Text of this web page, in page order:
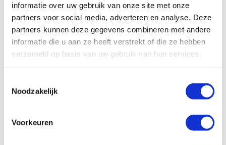
informatie over uw gebruik van onze site met onze
partners voor social media, adverteren en analyse. Deze
partners kunnen deze gegevens combineren met andere
informatie die u aan ze heeft verstrekt of die ze hebben
verzameld op basis van uw gebruik van hun services.
Noodzakelijk
Voorkeuren
Specificaties, tekeningen en plattegrond van de camper zijn